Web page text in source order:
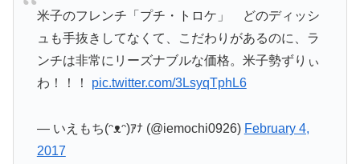
米子のフレンチ「プチ・トロケ」 どのディッシ
ュも手抜きしてなくて、こだわりがあるのに、ラ
ンチは非常にリーズナブルな価格。米子勢ずりぃ
わ！！！ pic.twitter.com/3LsyqTphL6
— いえもち(ᵔᴥᵔ)ｱﾅ (@iemochi0926) February 4,
2017